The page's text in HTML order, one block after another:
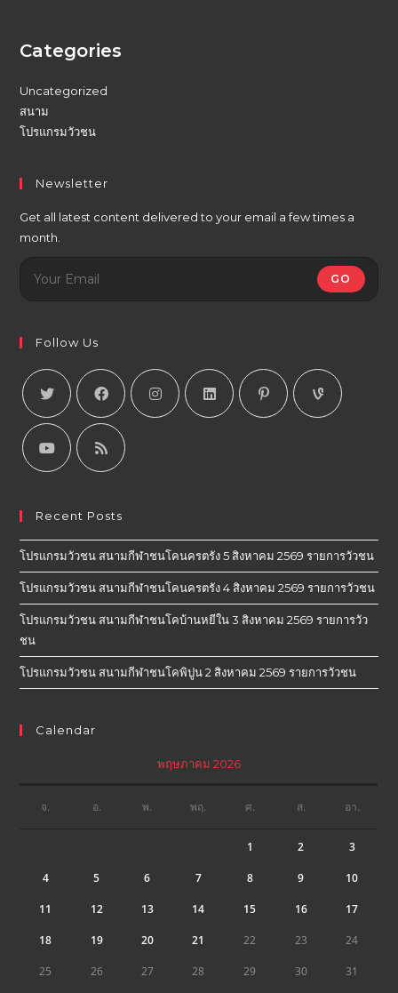
Categories
Uncategorized
สนาม
โปรแกรมวัวชน
Newsletter
Get all latest content delivered to your email a few times a
month.
GO
Follow Us
Recent Posts
โปรแกรมวัวชน สนามกีฬาชนโคนครตรัง 5 สิงหาคม 2569 รายการวัวชน
โปรแกรมวัวชน สนามกีฬาชนโคนครตรัง 4 สิงหาคม 2569 รายการวัวชน
โปรแกรมวัวชน สนามกีฬาชนโคบ้านหยีใน 3 สิงหาคม 2569 รายการวัว
ชน
โปรแกรมวัวชน สนามกีฬาชนโคพิปูน 2 สิงหาคม 2569 รายการวัวชน
Calendar
พฤษภาคม 2026
จ. อ. พ. พฤ. ศ. ส. อา.
1 2 3
4 5 6 7 8 9 10
11 12 13 14 15 16 17
18 19 20 21 22 23 24
25 26 27 28 29 30 31